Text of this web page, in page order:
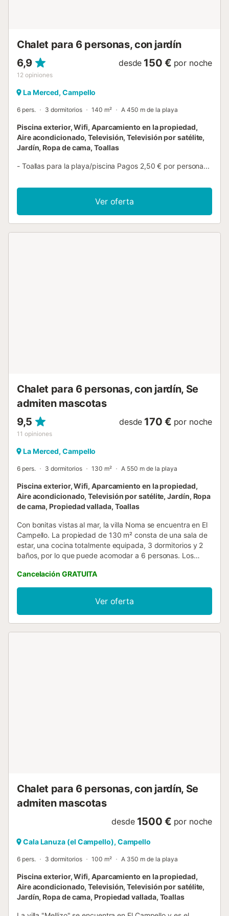
(conexiones a El Campello, Alicante, Benid...
Chalet para 6 personas, con jardín
6,9
12 opiniones
desde 150 € por noche
La Merced, Campello
6 pers. 3 dormitorios 140 m² A 450 m de la playa
Piscina exterior, Wifi, Aparcamiento en la propiedad,
Aire acondicionado, Televisión, Televisión por satélite,
Jardín, Ropa de cama, Toallas
- Toallas para la playa/piscina Pagos 2,50 € por persona...
Ver oferta
Chalet para 6 personas, con jardín, Se
admiten mascotas
9,5
11 opiniones
desde 170 € por noche
La Merced, Campello
6 pers. 3 dormitorios 130 m² A 550 m de la playa
Piscina exterior, Wifi, Aparcamiento en la propiedad,
Aire acondicionado, Televisión por satélite, Jardín, Ropa
de cama, Propiedad vallada, Toallas
Con bonitas vistas al mar, la villa Noma se encuentra en El
Campello. La propiedad de 130 m² consta de una sala de
estar, una cocina totalmente equipada, 3 dormitorios y 2
baños, por lo que puede acomodar a 6 personas. Los
acondicionado y lavadora. También hay disponibles 2
tronas y 2 cunas para bebés. La villa cuenta con una zona
exterior privada con piscina, jardín, terraza descubierta,
terraza cubierta, barbacoa y ducha exterior. Hay 2 plazas
de parking disponibles en la propiedad. Hay aparcamiento
Cancelación GRATUITA
Ver oferta
Chalet para 6 personas, con jardín, Se
admiten mascotas
desde 1500 € por noche
Cala Lanuza (el Campello), Campello
6 pers. 3 dormitorios 100 m² A 350 m de la playa
Piscina exterior, Wifi, Aparcamiento en la propiedad,
Aire acondicionado, Televisión, Televisión por satélite,
Jardín, Ropa de cama, Propiedad vallada, Toallas